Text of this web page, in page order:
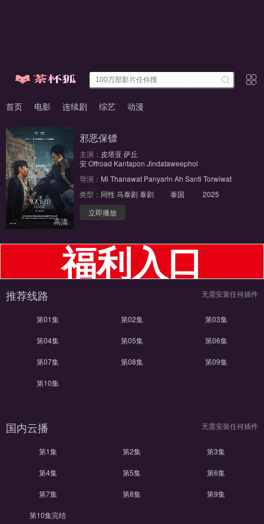
首页 电影 连续剧 综艺 动漫
高清
邪恶保镖
主演： 皮塔亚·萨丘
安Offroad Kantapon Jindataweephol
导演： Mi Thanawat Panyarin Ah Santi Torwiwat
类型： 同性 马泰剧泰剧 泰国
2025
立即播放
福利入口
无需安装任何插件
推荐线路
第01集 第02集 第03集
第04集 第05集 第06集
第07集 第08集 第09集
第10集
无需安装任何插件
国内云播
第1集 第2集 第3集
第4集 第5集 第6集
第7集 第8集 第9集
第10集完结